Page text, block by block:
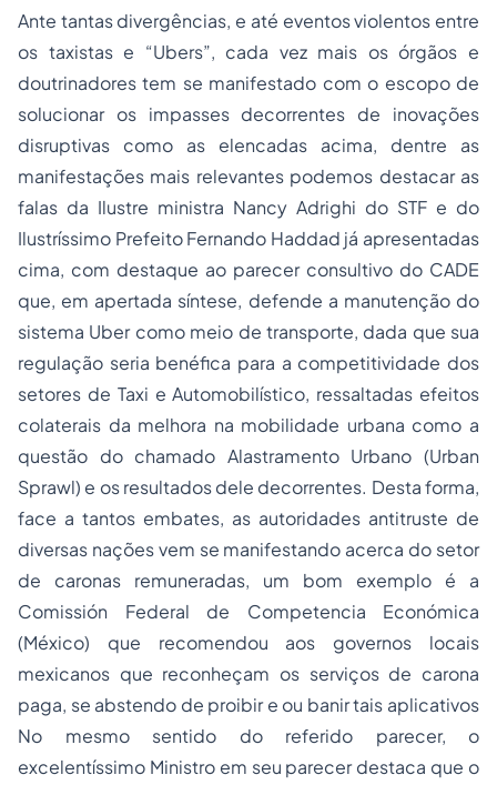
Ante tantas divergências, e até eventos violentos entre
os taxistas e “Ubers”, cada vez mais os órgãos e
doutrinadores tem se manifestado com o escopo de
solucionar os impasses decorrentes de inovações
disruptivas como as elencadas acima, dentre as
manifestações mais relevantes podemos destacar as
falas da Ilustre ministra Nancy Adrighi do STF e do
Ilustríssimo Prefeito Fernando Haddad já apresentadas
cima, com destaque ao parecer consultivo do CADE
que, em apertada síntese, defende a manutenção do
sistema Uber como meio de transporte, dada que sua
regulação seria benéfica para a competitividade dos
setores de Taxi e Automobilístico, ressaltadas efeitos
colaterais da melhora na mobilidade urbana como a
questão do chamado Alastramento Urbano (Urban
Sprawl) e os resultados dele decorrentes. Desta forma,
face a tantos embates, as autoridades antitruste de
diversas nações vem se manifestando acerca do setor
de caronas remuneradas, um bom exemplo é a
Comissión Federal de Competencia Económica
(México) que recomendou aos governos locais
mexicanos que reconheçam os serviços de carona
paga, se abstendo de proibir e ou banir tais aplicativos
No mesmo sentido do referido parecer, o
excelentíssimo Ministro em seu parecer destaca que o